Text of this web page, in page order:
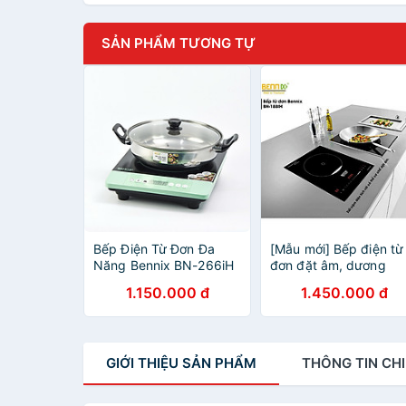
SẢN PHẨM TƯƠNG TỰ
Bếp Điện Từ Đơn Đa
Năng Bennix BN-266iH
Kèm Nồi Lẩu- Hàng
Chính Hãng
1.150.000 đ
[Mẫu mới] Bếp điện từ
đơn đặt âm, dương
suất lớn 2200W HÀNG
CHÍNH HÃNG
1.450.000 đ
GIỚI THIỆU SẢN PHẨM THÔNG TIN